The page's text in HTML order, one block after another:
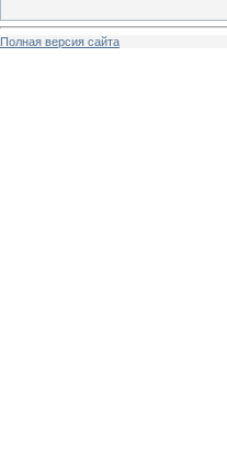
Полная версия сайта